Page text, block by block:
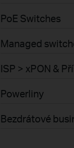
PoE Switches
Managed
ISP > xPON &
Powerliny
Bezdrátové